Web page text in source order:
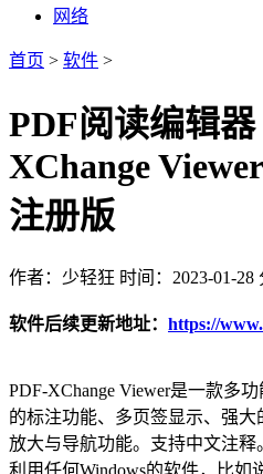
网络
首页 > 软件 >
PDF阅读编辑器
XChange
注册版
作者：少轻狂 时间：2023-01-28
软件后续更新地址： https://
PDF-XChange Viewer是一款多
的标注功能、多页签显示、强大
放大与导航功能。支持中文注释
利用任何Windows的软件，比如